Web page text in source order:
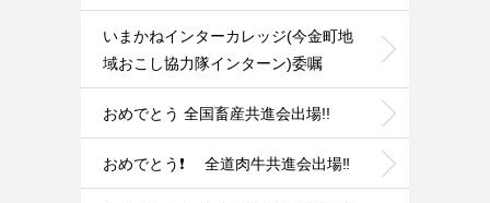
いまかねインターカレッジ(今金町地
域おこし協力隊インターン)委嘱
おめでとう 全国畜産共進会出場!!
おめでとう❗ 全道肉牛共進会出場‼️